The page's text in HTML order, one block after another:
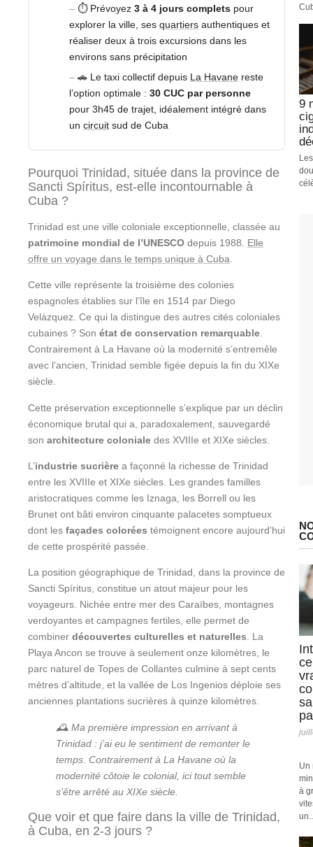
⏱️ Prévoyez 3 à 4 jours complets pour
explorer la ville, ses quartiers authentiques et
réaliser deux à trois excursions dans les
environs sans précipitation
🚗 Le taxi collectif depuis La Havane reste
l’option optimale : 30 CUC par personne
pour 3h45 de trajet, idéalement intégré dans
un circuit sud de Cuba
Pourquoi Trinidad, située dans la province de
Sancti Spíritus, est-elle incontournable à
Cuba ?
Trinidad est une ville coloniale exceptionnelle, classée au
patrimoine mondial de l’UNESCO depuis 1988. Elle
offre un voyage dans le temps unique à Cuba
Cette ville représente la troisième des colonies
espagnoles établies sur l’île en 1514 par Diego
Velázquez. Ce qui la distingue des autres cités coloniales
cubaines ? Son état de conservation remarquable
Contrairement à La Havane où la modernité s’entremêle
avec l’ancien, Trinidad semble figée depuis la fin du XIXe
siècle.
Cette préservation exceptionnelle s’explique par un déclin
économique brutal qui a, paradoxalement, sauvegardé
son architecture coloniale des XVIIIe et XIXe siècles.
L’industrie sucrière a façonné la richesse de Trinidad
entre les XVIIIe et XIXe siècles. Les grandes familles
aristocratiques comme les Iznaga, les Borrell ou les
Brunet ont bâti environ cinquante palacetes somptueux
dont les façades colorées témoignent encore aujourd’hui
de cette prospérité passée.
La position géographique de Trinidad, dans la province de
Sancti Spíritus, constitue un atout majeur pour les
voyageurs. Nichée entre mer des Caraïbes, montagnes
verdoyantes et campagnes fertiles, elle permet de
combiner découvertes culturelles et naturelles. La
Playa Ancon se trouve à seulement onze kilomètres, le
parc naturel de Topes de Collantes culmine à sept cents
mètres d’altitude, et la vallée de Los Ingenios déploie ses
anciennes plantations sucrières à quinze kilomètres.
🕰️ Ma première impression en arrivant à
Trinidad : j’ai eu le sentiment de remonter le
temps. Contrairement à La Havane où la
modernité côtoie le colonial, ici tout semble
s’être arrêté au XIXe siècle.
Que voir et que faire dans la ville de Trinidad,
à Cuba, en 2-3 jours ?
9
Un
à